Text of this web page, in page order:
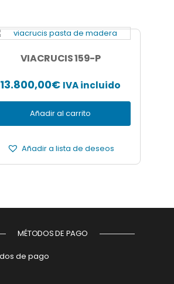
VIACRUCIS 159-P
13.800,00€ IVA incluido
Añadir al carrito
Añadir a lista de deseos
MÉTODOS DE PAGO